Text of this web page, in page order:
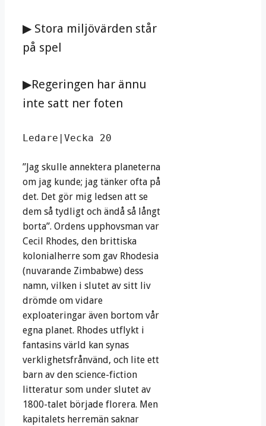
▶ Stora miljövärden står
på spel
▶Regeringen har ännu
inte satt ner foten
Ledare|Vecka 20
”Jag skulle annektera planeterna
om jag kunde; jag tänker ofta på
det. Det gör mig ledsen att se
dem så tydligt och ändå så långt
borta”. Ordens upphovsman var
Cecil Rhodes, den brittiska
kolonialherre som gav Rhodesia
(nuvarande Zimbabwe) dess
namn, vilken i slutet av sitt liv
drömde om vidare
exploateringar även bortom vår
egna planet. Rhodes utflykt i
fantasins värld kan synas
verklighetsfrånvänd, och lite ett
barn av den science-fiction
litteratur som under slutet av
1800-talet började florera. Men
kapitalets herremän saknar